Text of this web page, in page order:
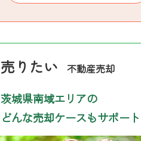
売りたい 不動産売却
茨城県南域エリアの
どんな売却ケースもサポート